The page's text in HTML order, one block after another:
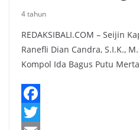
4 tahun
REDAKSIBALI.COM – Seijin
Ranefli Dian Candra, S.I.K.,
Kompol Ida Bagus Putu
F